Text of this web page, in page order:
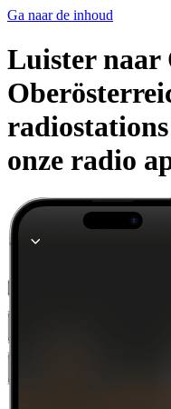
Ga naar de inhoud
Luister naar
onze radio